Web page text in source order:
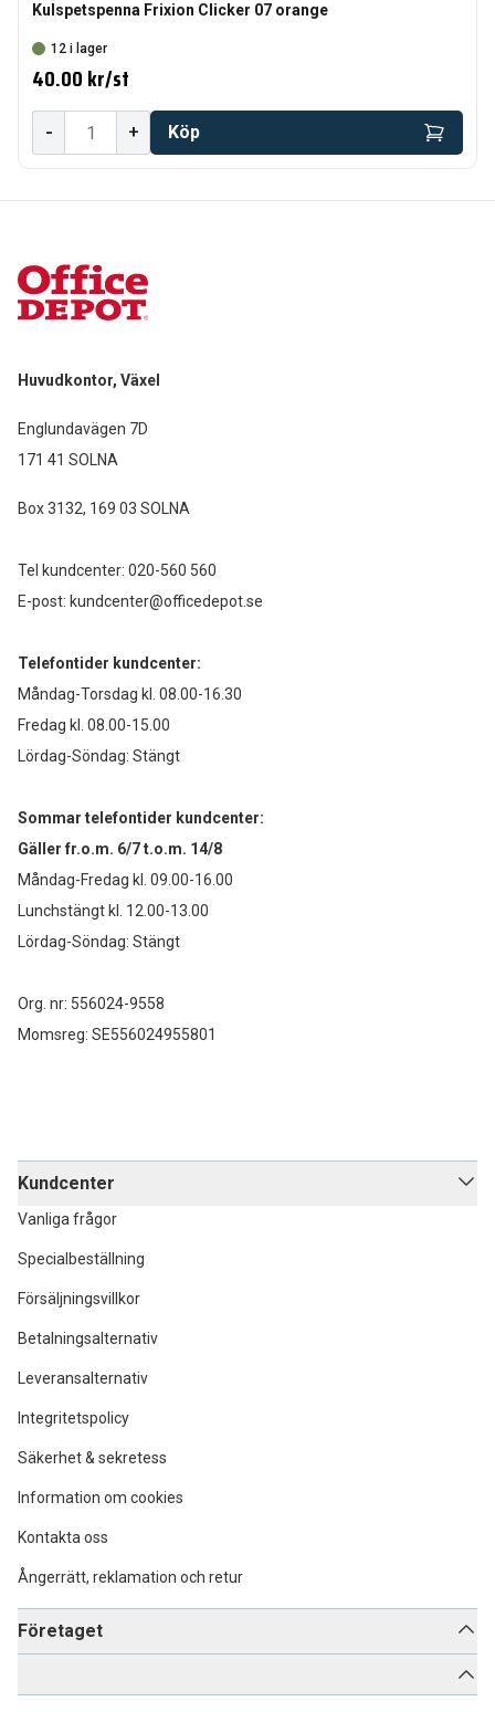
Kulspetspenna Frixion Clicker 07 orange
12 i lager
40.00 kr/st
- + Köp
Huvudkontor, Växel
Englundavägen 7D
171 41 SOLNA
Box 3132, 169 03 SOLNA
Tel kundcenter: 020-560 560
E-post: kundcenter@officedepot.se
Telefontider kundcenter:
Måndag-Torsdag kl. 08.00-16.30
Fredag kl. 08.00-15.00
Lördag-Söndag: Stängt
Sommar telefontider kundcenter:
Gäller fr.o.m. 6/7 t.o.m. 14/8
Måndag-Fredag kl. 09.00-16.00
Lunchstängt kl. 12.00-13.00
Lördag-Söndag: Stängt
Org. nr: 556024-9558
Momsreg: SE556024955801
Kundcenter
Vanliga frågor
Specialbeställning
Försäljningsvillkor
Betalningsalternativ
Leveransalternativ
Integritetspolicy
Säkerhet & sekretess
Information om cookies
Kontakta oss
Ångerrätt, reklamation och retur
Företaget